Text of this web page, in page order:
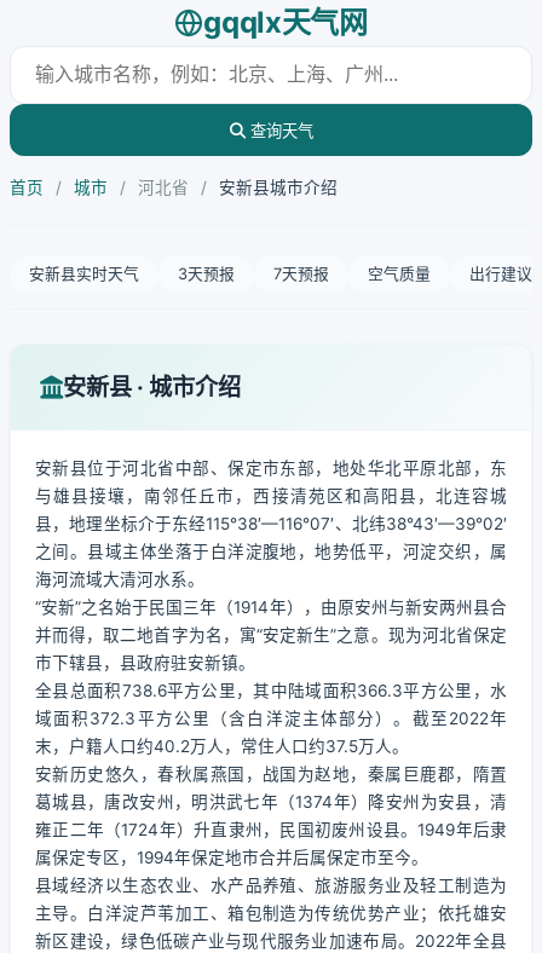
gqqlx天气网
查询天气
首页 / 城市 / 河北省 / 安新县城市介绍
安新县实时天气 3天预报 7天预报 空气质量 出行建议
安新县 · 城市介绍
安新县位于河北省中部、保定市东部，地处华北平原北部，东
与雄县接壤，南邻任丘市，西接清苑区和高阳县，北连容城
县，地理坐标介于东经115°38′—116°07′、北纬38°43′—39°02′
之间。县域主体坐落于白洋淀腹地，地势低平，河淀交织，属
海河流域大清河水系。
“安新”之名始于民国三年（1914年），由原安州与新安两州县合
并而得，取二地首字为名，寓“安定新生”之意。现为河北省保定
市下辖县，县政府驻安新镇。
全县总面积738.6平方公里，其中陆域面积366.3平方公里，水
域面积372.3平方公里（含白洋淀主体部分）。截至2022年
末，户籍人口约40.2万人，常住人口约37.5万人。
安新历史悠久，春秋属燕国，战国为赵地，秦属巨鹿郡，隋置
葛城县，唐改安州，明洪武七年（1374年）降安州为安县，清
雍正二年（1724年）升直隶州，民国初废州设县。1949年后隶
属保定专区，1994年保定地市合并后属保定市至今。
县域经济以生态农业、水产品养殖、旅游服务业及轻工制造为
主导。白洋淀芦苇加工、箱包制造为传统优势产业；依托雄安
新区建设，绿色低碳产业与现代服务业加速布局。2022年全县